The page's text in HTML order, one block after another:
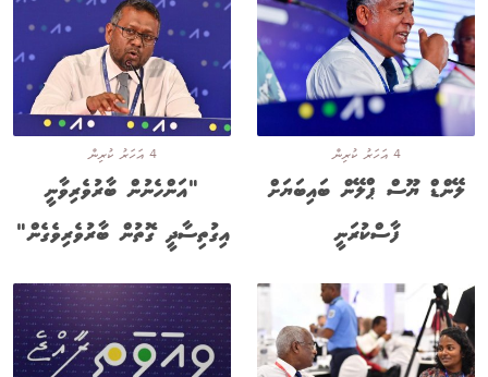
4 އަހަރު ކުރިން
ލޭންޑް ޔޫސް ޕްލޭން ބައިބަޔަށް
ފާސްކުރަނީ
4 އަހަރު ކުރިން
"އަންހެނުން ބާރުވެރިވާނީ
އިގުތިސާދީ ގޮތުން ބާރުވެރިވެގެން"